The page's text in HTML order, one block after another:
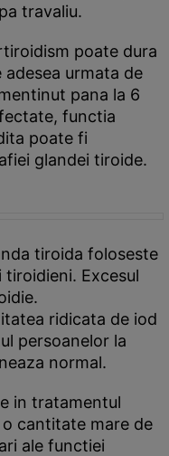
travaliu.
poate dura
urmata de
pana la 6
functia
poate fi
glandei tiroide.
tiroida foloseste
Excesul
ridicata de iod
persoanelor la
normal.
in tratamentul
cantitate mare de
ale functiei